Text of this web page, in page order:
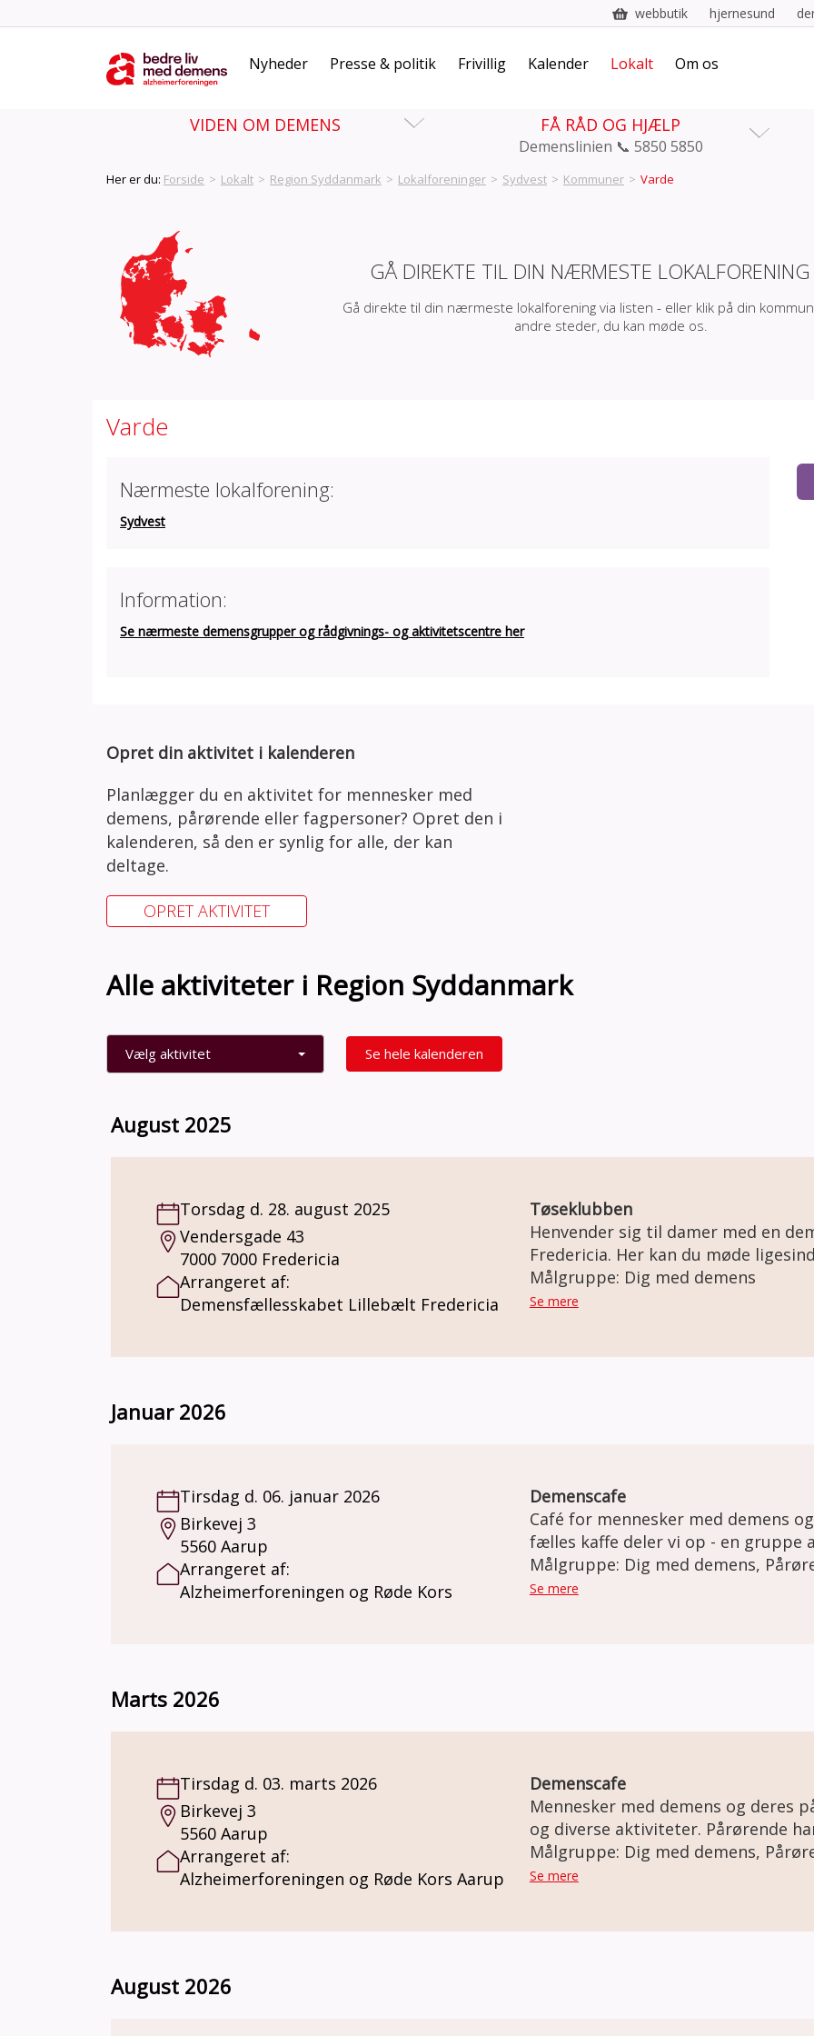
webbutik hjernesund
Nyheder Presse & politik Frivillig Kalender Lokalt Om os
VIDEN OM DEMENS FÅ RÅD OG HJÆLP
Demenslinien 📞 5850 5850
Her er du: Forside > Lokalt > Region Syddanmark > Lokalforeninger > Sydvest > Kommuner > Varde
GÅ DIREKTE TIL DIN NÆRMESTE LOKALFORENING
Gå direkte til din nærmeste lokalforening via listen - eller klik på din
andre steder, du kan møde os.
Varde
Nærmeste lokalforening:
Sydvest
Information:
Se nærmeste demensgrupper og rådgivnings- og aktivitetscentre her
Opret din aktivitet i kalenderen
Planlægger du en aktivitet for mennesker med
demens, pårørende eller fagpersoner? Opret den i
kalenderen, så den er synlig for alle, der kan
deltage.
OPRET AKTIVITET
Alle aktiviteter i Region Syddanmark
Vælg aktivitet Se hele kalenderen
August 2025
Torsdag d. 28. august 2025
Vendersgade 43
7000 7000 Fredericia
Arrangeret af:
Demensfællesskabet Lillebælt Fredericia
Tøseklubben
Henvender sig til damer med en
Fredericia. Her kan du møde ligesindede og blive en del af et
fællesskab. Sammen planlægger vi, hvad der skal ske i
tøseklubben. Det kunne for eksempel være: spille spil, quizze,
Målgruppe: Dig med demens
Se mere
Januar 2026
Tirsdag d. 06. januar 2026
Birkevej 3
5560 Aarup
Arrangeret af:
Alzheimerforeningen og Røde Kors
Demenscafe
Café for mennesker med demens og
fælles kaffe deler vi op - en gruppe
forskellige aktiviteter for dem som
pårørende går for sig sammen
Målgruppe: Dig med demens,
Se mere
Marts 2026
Tirsdag d. 03. marts 2026
Birkevej 3
5560 Aarup
Arrangeret af:
Alzheimerforeningen og Røde Kors Aarup
Demenscafe
Mennesker med demens og deres
og diverse aktiviteter. Pårørende har mulighed for at
udveksle erfaringer.
Målgruppe: Dig med demens,
Se mere
August 2026